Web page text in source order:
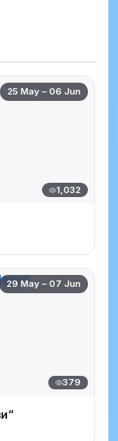
25 May – 06 Jun
1,032
29 May – 07 Jun
379